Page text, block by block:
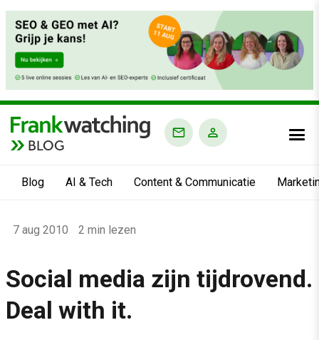
BLOG
Blog AI & Tech Content & Communicatie
›
Alle artikelen
7 aug 2010 2 min lezen
Social media zijn tijdrovend.
Deal with it.